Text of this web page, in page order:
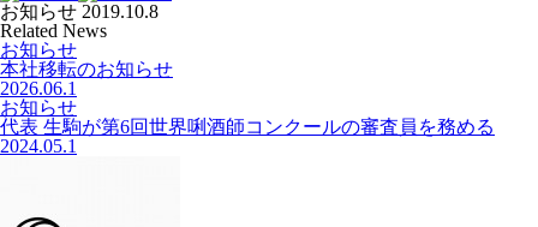
お知らせ 2019.10.8
Related News
お知らせ
本社移転のお知らせ
2026.06.1
お知らせ
代表 生駒が第6回世界唎酒師コンクールの審査員を務める
2024.05.1